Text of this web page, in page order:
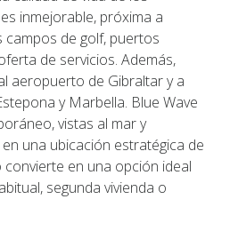
inmejorable, próxima a
de golf, puertos
de servicios. Además,
aeropuerto de Gibraltar y a
y Marbella. Blue Wave
vistas al mar y
una ubicación estratégica de
convierte en una opción ideal
segunda vivienda o